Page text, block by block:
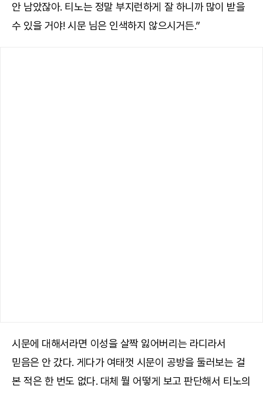
안 남았잖아. 티노는 정말 부지런하게 잘 하니까 많이 받을
수 있을 거야! 시문 님은 인색하지 않으시거든.”
시문에 대해서라면 이성을 살짝 잃어버리는 라디라서
믿음은 안 갔다. 게다가 여태껏 시문이 공방을 둘러보는 걸
본 적은 한 번도 없다. 대체 뭘 어떻게 보고 판단해서 티노의